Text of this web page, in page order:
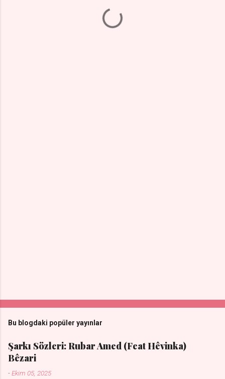
Bu blogdaki popüler yayınlar
Şarkı Sözleri: Rubar Amed (Feat Hêvinka)
Bêzari
-Ekim 05, 2025